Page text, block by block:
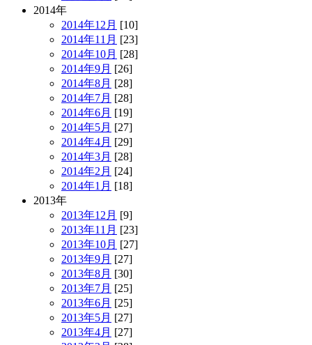
2014年
2014年12月 [10]
2014年11月 [23]
2014年10月 [28]
2014年9月 [26]
2014年8月 [28]
2014年7月 [28]
2014年6月 [19]
2014年5月 [27]
2014年4月 [29]
2014年3月 [28]
2014年2月 [24]
2014年1月 [18]
2013年
2013年12月 [9]
2013年11月 [23]
2013年10月 [27]
2013年9月 [27]
2013年8月 [30]
2013年7月 [25]
2013年6月 [25]
2013年5月 [27]
2013年4月 [27]